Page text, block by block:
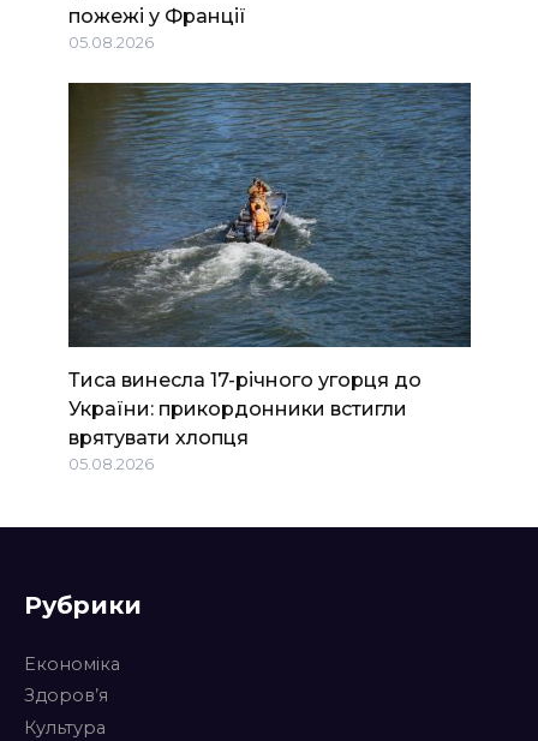
пожежі у Франції
05.08.2026
Тиса винесла 17-річного угорця до
України: прикордонники встигли
врятувати хлопця
05.08.2026
Рубрики
Економіка
Здоров’я
Культура